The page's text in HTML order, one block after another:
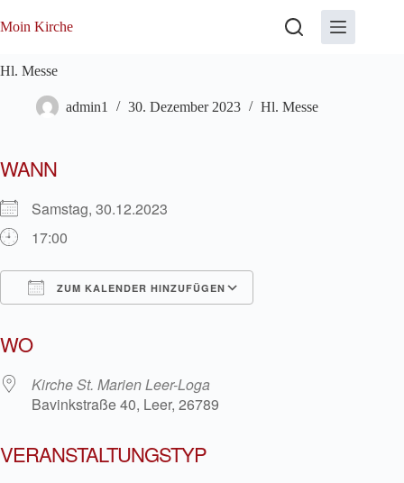
Inhalt
Moin Kirche
Hl. Messe
admin1 30. Dezember 2023 Hl. Messe
WANN
Samstag, 30.12.2023
17:00
ZUM KALENDER HINZUFÜGEN
WO
Kirche St. Marien Leer-Loga
Bavinkstraße 40, Leer, 26789
VERANSTALTUNGSTYP